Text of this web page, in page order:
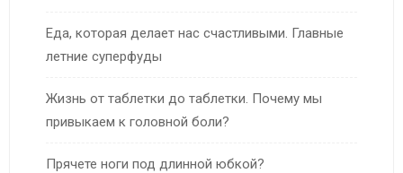
Еда, которая делает нас счастливыми. Главные
летние суперфуды
Жизнь от таблетки до таблетки. Почему мы
привыкаем к головной боли?
Прячете ноги под длинной юбкой?